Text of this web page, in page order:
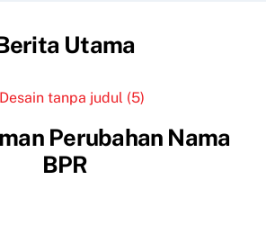
Utama
Perubahan Nama
BPR